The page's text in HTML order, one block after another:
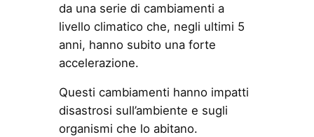
da una serie di cambiamenti a
livello climatico che, negli ultimi 5
anni, hanno subito una forte
accelerazione.
Questi cambiamenti hanno impatti
disastrosi sull’ambiente e sugli
organismi che lo abitano.